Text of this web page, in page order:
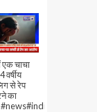
एक चाचा
वर्षीय
से रेप
का